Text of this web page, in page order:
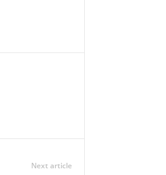
Next article